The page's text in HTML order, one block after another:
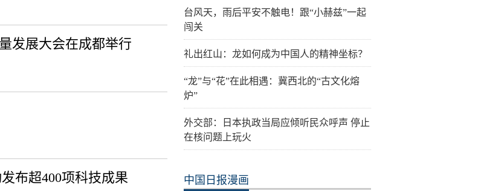
发展大会在成都举行
布超400项科技成果
台风天，雨后平安不触电！跟“小赫兹”一起
闯关
礼出红山：龙如何成为中国人的精神坐标？
“龙”与“花”在此相遇：冀西北的“古文化熔
炉”
外交部：日本执政当局应倾听民众呼声 停止
在核问题上玩火
中国日报漫画